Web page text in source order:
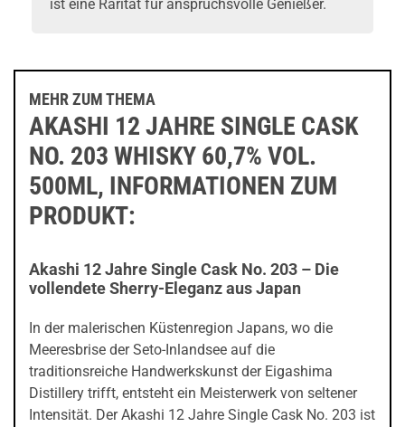
ist eine Rarität für anspruchsvolle Genießer.
MEHR ZUM THEMA
AKASHI 12 JAHRE SINGLE CASK
NO. 203 WHISKY 60,7% VOL.
500ML, INFORMATIONEN ZUM
PRODUKT:
Akashi 12 Jahre Single Cask No. 203 – Die
vollendete Sherry-Eleganz aus Japan
In der malerischen Küstenregion Japans, wo die
Meeresbrise der Seto-Inlandsee auf die
traditionsreiche Handwerkskunst der Eigashima
Distillery trifft, entsteht ein Meisterwerk von seltener
Intensität. Der Akashi 12 Jahre Single Cask No. 203 ist